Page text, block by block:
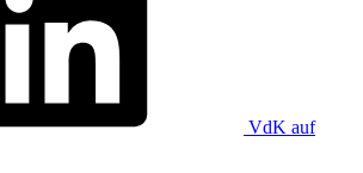
VdK auf